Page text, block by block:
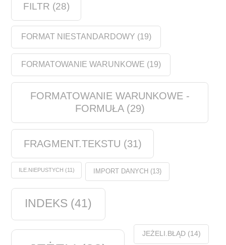
FILTR (28)
FORMAT NIESTANDARDOWY (19)
FORMATOWANIE WARUNKOWE (19)
FORMATOWANIE WARUNKOWE -
FORMUŁA(29)
FRAGMENT.TEKSTU (31)
ILE.NIEPUSTYCH (11) IMPORT DANYCH (13)
INDEKS (41)
JEŻELI.BŁĄD(14)